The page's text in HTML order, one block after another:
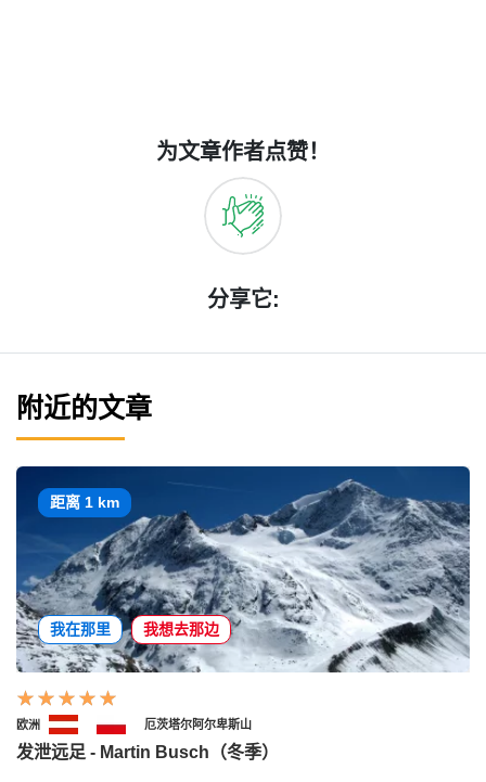
为文章作者点赞！
分享它:
附近的文章
距离 1 km
我在那里 我想去那边
欧洲 厄茨塔尔阿尔卑斯山
发泄远足 - Martin Busch（冬季）